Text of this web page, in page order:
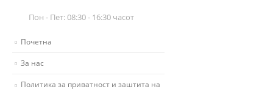
Пон - Пет: 08:30 - 16:30 часот
Почетна
За нас
Политика за приватност и заштита на